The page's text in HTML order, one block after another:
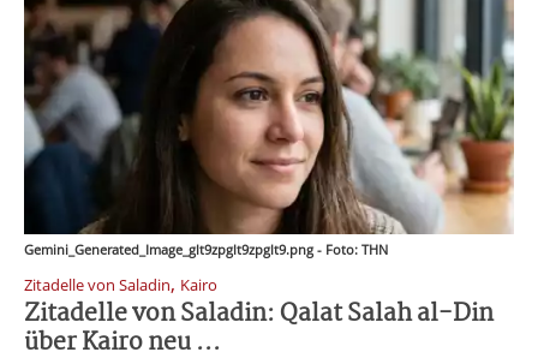
Gemini_Generated_Image_glt9zpglt9zpglt9.png - Foto: THN
Zitadelle von Saladin, Kairo
Zitadelle von Saladin: Qalat Salah al-Din
über Kairo neu ...